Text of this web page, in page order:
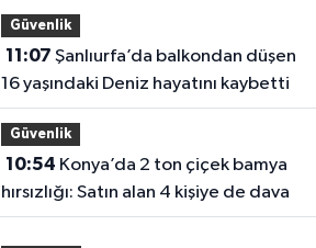
Güvenlik
11:07
16 yaşındaki Deniz hayatını kaybetti
Güvenlik
10:54
hırsızlığı: Satın alan 4 kişiye de dava